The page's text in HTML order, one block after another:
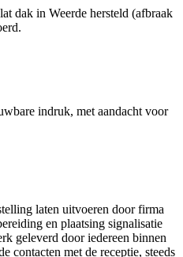
dak in Weerde hersteld (afbraak
indruk, met aandacht voor
laten uitvoeren door firma
en plaatsing signalisatie
geleverd door iedereen binnen
contacten met de receptie, steeds